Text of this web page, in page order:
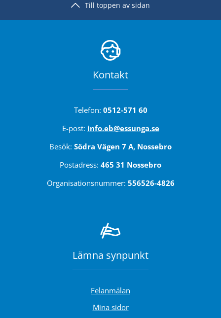
Till toppen av sidan
Kontakt
Telefon: 0512-571 60
E-post: info.eb@essunga.se
Besök: Södra Vägen 7 A, Nossebro
Postadress: 465 31 Nossebro
Organisationsnummer: 556526-4826
Lämna synpunkt
Felanmälan
Mina sidorLänk till annan webbplats.